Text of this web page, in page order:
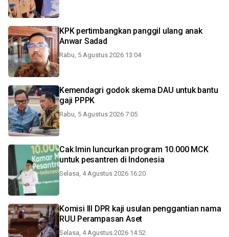
KPK pertimbangkan panggil ulang anak
Anwar Sadad
Rabu, 5 Agustus 2026 13:04
Kemendagri godok skema DAU untuk bantu
gaji PPPK
Rabu, 5 Agustus 2026 7:05
Cak Imin luncurkan program 10.000 MCK
untuk pesantren di Indonesia
Selasa, 4 Agustus 2026 16:20
Komisi III DPR kaji usulan penggantian nama
RUU Perampasan Aset
Selasa, 4 Agustus 2026 14:52